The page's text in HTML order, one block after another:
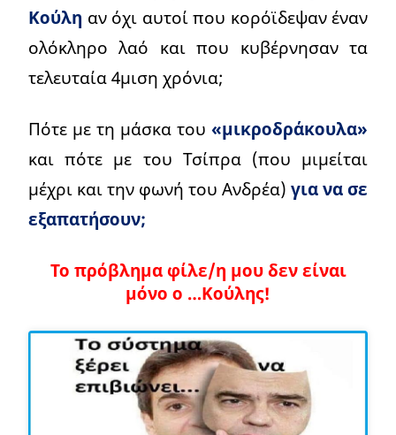
Κούλη αν όχι αυτοί που κορόϊδεψαν έναν
ολόκληρο λαό και που κυβέρνησαν τα
τελευταία 4μιση χρόνια;
Πότε με τη μάσκα του «μικροδράκουλα»
και πότε με του Τσίπρα (που μιμείται
μέχρι και την φωνή του Ανδρέα) για να σε
εξαπατήσουν;
Το πρόβλημα φίλε/η μου δεν είναι
μόνο ο …Κούλης!